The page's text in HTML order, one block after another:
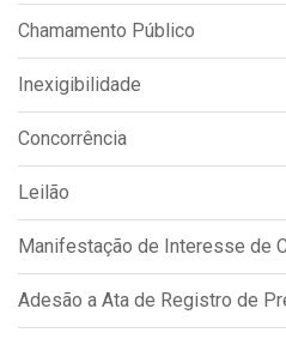
Publicações
Diário Oficial (Novo)
Diário Oficial (Até 30/04)
Seletivo Simplificado
Chamamento Público
Inexigibilidade
Concorrência
Leilão
Manifestação de Interesse de
Adesão a Ata de Registro de